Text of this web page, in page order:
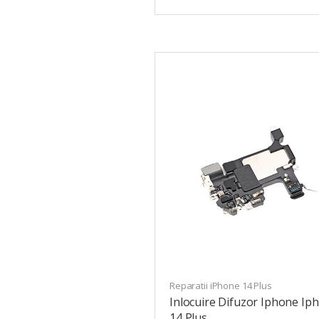
Reparatii iPhone 14 Plus
Inlocuire Difuzor Iphone